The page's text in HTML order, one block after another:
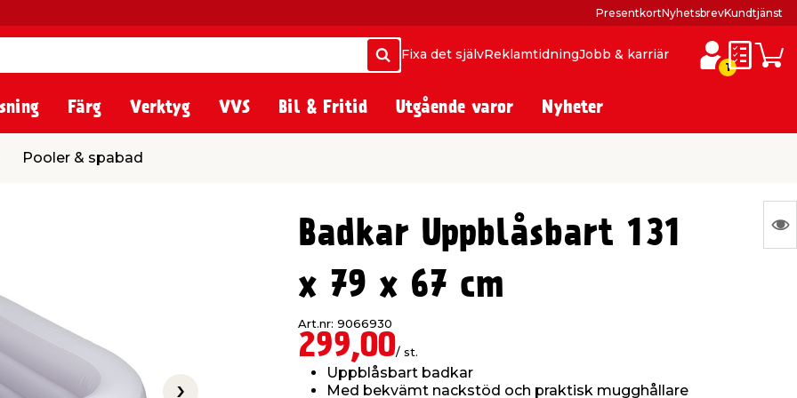
Sök
SökFixa det självReklamtidningJobb & karriär
1
PresentkortNyhetsbrevKundtjänst
Färg Verktyg VVS Bil & Fritid Utgående varor Nyheter
Pooler & spabad
Badkar Uppblåsbart 131
x 79 x 67 cm
Art.nr: 9066930
299,00/ st.
Uppblåsbart badkar
Med bekvämt nackstöd och praktisk mugghållare